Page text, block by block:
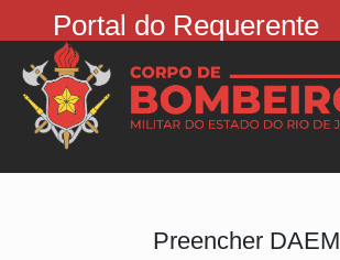
Portal do Requerente
Preencher DAEM